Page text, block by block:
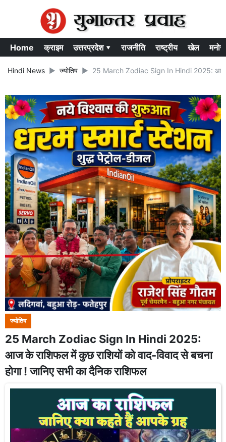
Home क्राइम उत्तरप्रदेश ▾ राजनीति राष्ट्रीय खेल
Hindi News ज्योतिष 25 March Zodiac Sign In Hindi 2025: आज के
ज्योतिष
25 March Zodiac Sign In Hindi 2025:
आज के राशिफल में कुछ राशियों को वाद-विवाद से बचना
होगा ! जानिए सभी का दैनिक राशिफल